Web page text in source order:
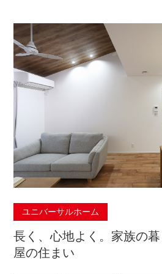
ユニバーサルホーム
長く、心地よく。家族の
屋の住まい